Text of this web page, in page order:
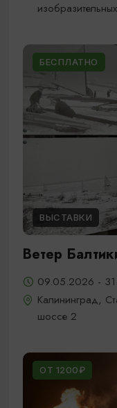
БЕСПЛАТНО
ВЫСТАВКИ
Ветер
09.05.2026 -
Калининград,
шоссе 2
ОТ 1200₽